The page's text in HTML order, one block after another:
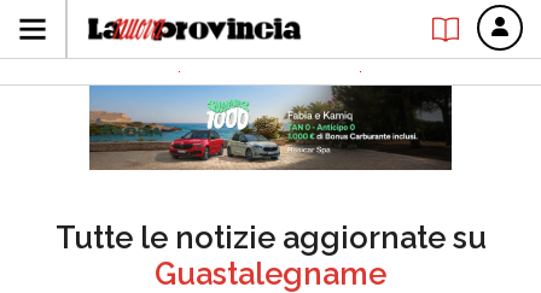
Tutte le notizie aggiornate su
Guastalegname